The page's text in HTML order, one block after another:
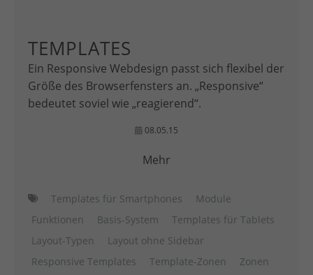
TEMPLATES
Ein Responsive Webdesign passt sich flexibel der
Größe des Browserfensters an. „Responsive“
bedeutet soviel wie „reagierend“.
08.05.15
Mehr
Templates für Smartphones
Module
Funktionen
Basis-System
Templates für Tablets
Layout-Typen
Layout ohne Sidebar
Responsive Templates
Template-Zonen
Zonen